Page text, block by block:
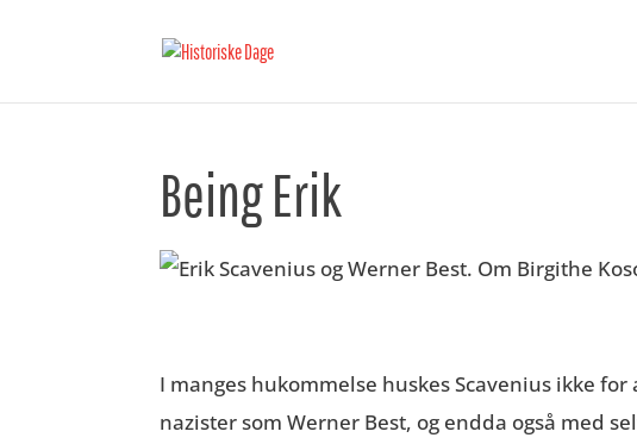
Being Erik
I manges hukommelse huskes Scavenius ikke
nazister som Werner Best, og endda også med